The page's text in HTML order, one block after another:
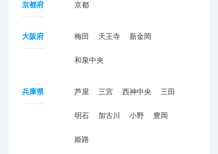
京都府 京都
大阪府 梅田 天王寺 新金岡
和泉中央
兵庫県 芦屋 三宮 西神中央 三田
明石 加古川 小野 豊岡
姫路